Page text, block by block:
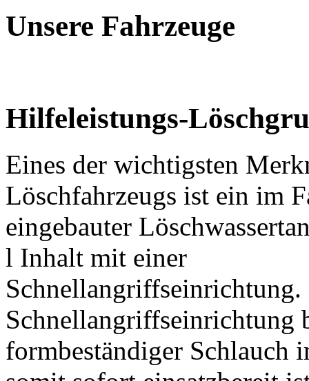
Unsere Fahrzeuge
Hilfeleistungs-
Eines der wichtigsten
Löschfahrzeugs ist ein im
eingebauter
l Inhalt mit einer
Schnellangriffseinrichtung.
Schnellangriffseinrichtung
formbeständiger Schlauch